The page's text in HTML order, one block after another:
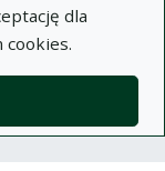
dla
odmian